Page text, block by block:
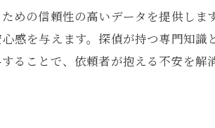
重要性
結論と提案
めの信頼性の高いデータを提供しま
感を与えます。探偵が持つ専門知識
ることで、依頼者が抱える不安を解